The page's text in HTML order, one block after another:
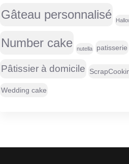
Gâteau personnalisé
Number cake nutella patisserie
Pâtissier à domicile
Wedding cake